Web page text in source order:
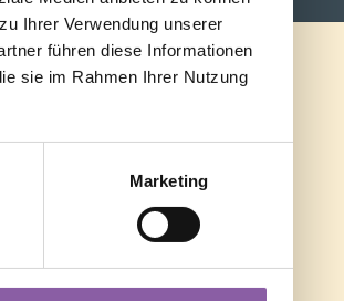
Ihrer Verwendung unserer
führen diese Informationen
sie im Rahmen Ihrer Nutzung
Marketing